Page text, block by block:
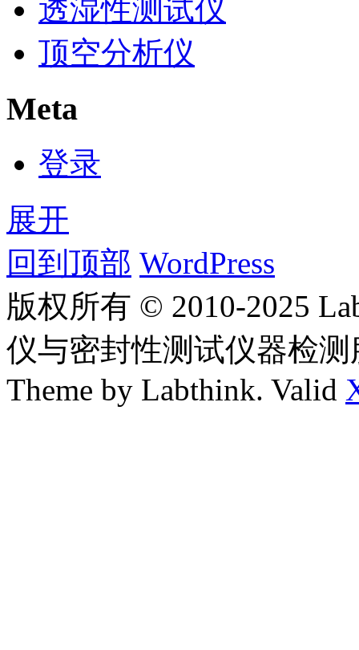
透湿性测试仪
顶空分析仪
Meta
登录
展开
回到顶部 WordPress
版权所有 © 2010-2025
仪与密封性测试仪器检
Theme by Labthink. Valid